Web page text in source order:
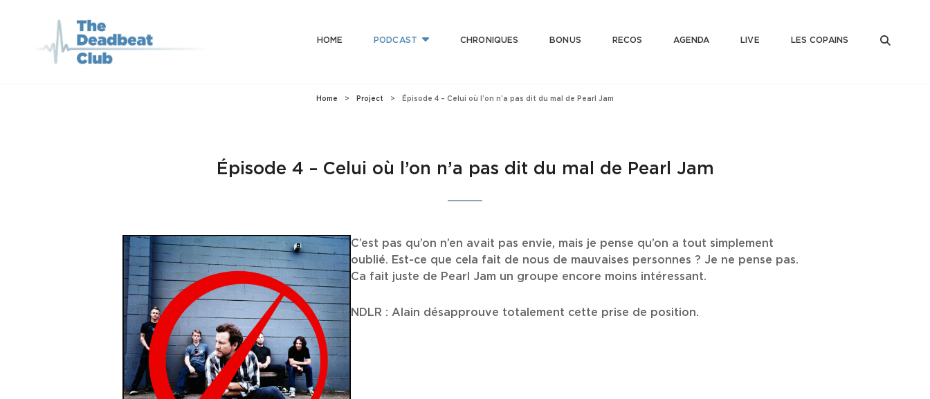
HOME PODCAST CHRONIQUES BONUS RECOS AGENDA LIVE LES COPAINS
Home > Project > Épisode 4 – Celui où l’on n’a pas dit du mal de Pearl Jam
Épisode 4 – Celui où l’on n’a pas dit du mal de Pearl Jam
C’est pas qu’on n’en avait pas envie, mais je pense qu’on a tout simplement
oublié. Est-ce que cela fait de nous de mauvaises personnes ? Je ne pense pas.
Ca fait juste de Pearl Jam un groupe encore moins intéressant.
NDLR : Alain désapprouve totalement cette prise de position.